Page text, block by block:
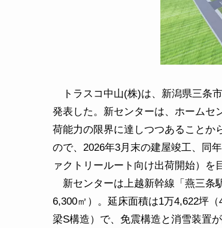
トラスコ中山(株)は、新潟県三条
発表した。新センターは、ホームセ
荷能力の限界に達しつつあることか
ので、2026年3月末の建屋竣工、同
ァクトリールート向け出荷開始）を
新センターは上越新幹線「燕三条
6,300㎡）。延床面積は1万4,622坪
梁S構造）で、免震構造と消雪装置が